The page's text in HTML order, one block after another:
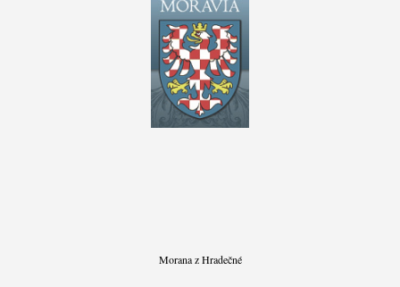
Morana z Hradečné